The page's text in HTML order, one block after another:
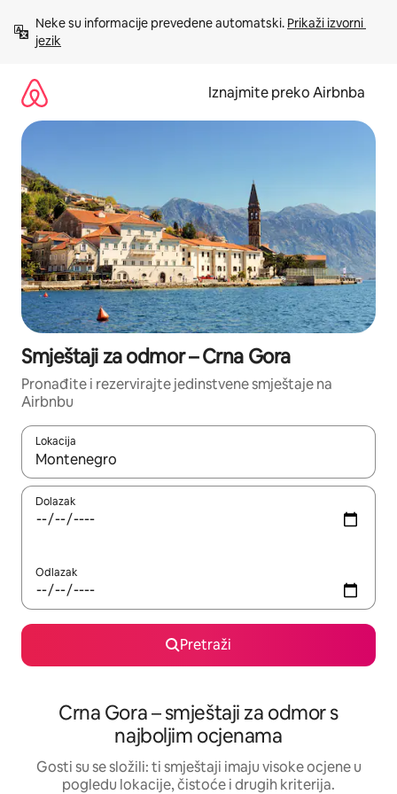
sadržaj
Neke su informacije prevedene automatski. Prikaži izvorni
jezik
Iznajmite preko Airbnba
Smještaji za odmor – Crna Gora
Pronađite i rezervirajte jedinstvene smještaje na
Airbnbu
Lokacija
Kada budu dostupni rezultati, moći ćete ih pregledati
Dolazak
Odlazak
Pretraži
Crna Gora – smještaji za odmor s
najboljim ocjenama
Gosti su se složili: ti smještaji imaju visoke ocjene u
pogledu lokacije, čistoće i drugih kriterija.